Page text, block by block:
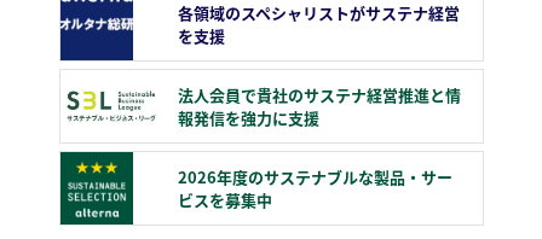
各領域のスペシャリストがサステナ経営
を支援
法人会員で貴社のサステナ経営推進と情
報発信を強力に支援
2026年度のサステナブルな製品・サー
ビスを募集中